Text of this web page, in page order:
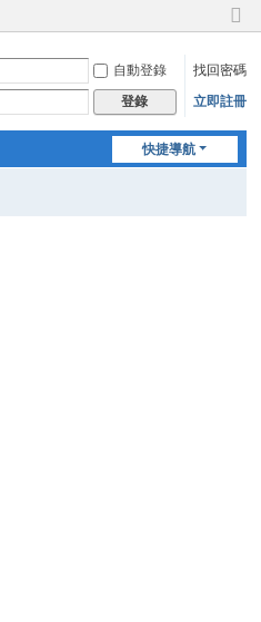
切
到
窄
自動登錄
找回密碼
登錄 立即註冊
快捷導航